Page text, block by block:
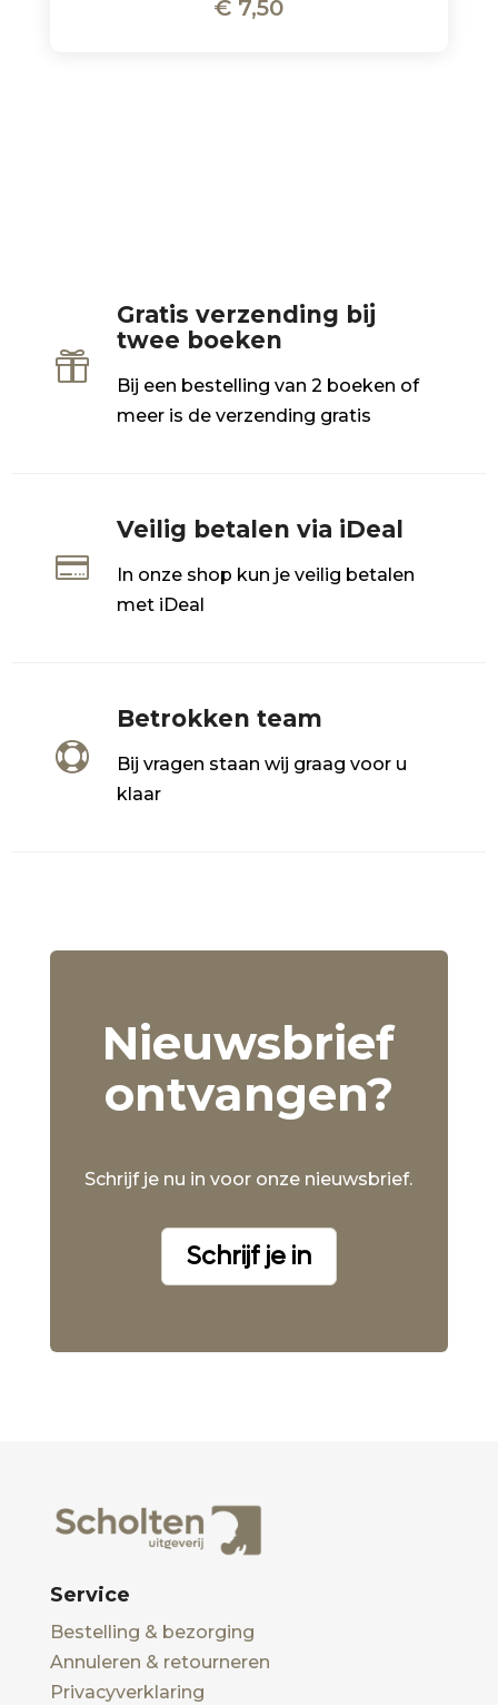
€ 7,50

Gratis verzending bij
twee boeken
Bij een bestelling van 2 boeken of
meer is de verzending gratis

Veilig betalen via iDeal
In onze shop kun je veilig betalen
met iDeal

Betrokken team
Bij vragen staan wij graag voor u
klaar
Nieuwsbrief
ontvangen?
Schrijf je nu in voor onze nieuwsbrief.
Schrijf je in
Service
Bestelling & bezorging
Annuleren & retourneren
Privacyverklaring